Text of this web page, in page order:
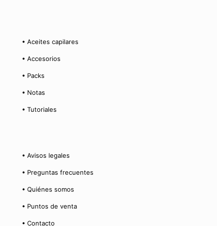
• Aceites capilares
• Accesorios
• Packs
• Notas
• Tutoriales
• Avisos legales
• Preguntas frecuentes
• Quiénes somos
• Puntos de venta
• Contacto